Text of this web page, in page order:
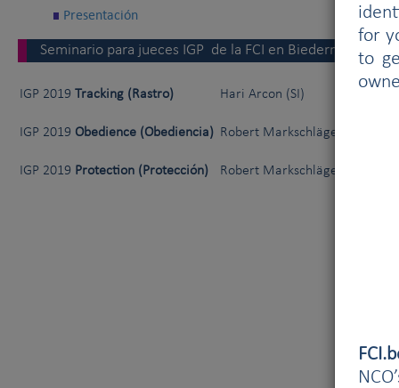
for
to
Presentación
Seminario para jueces IGP de la FCI en
IGP 2019 Tracking (Rastro) Hari Arcon (SI)
IGP 2019 Obedience (Obediencia) Robert Markschläger (AU) &
IGP 2019 Protection (Protección) Robert Markschläger (AU)